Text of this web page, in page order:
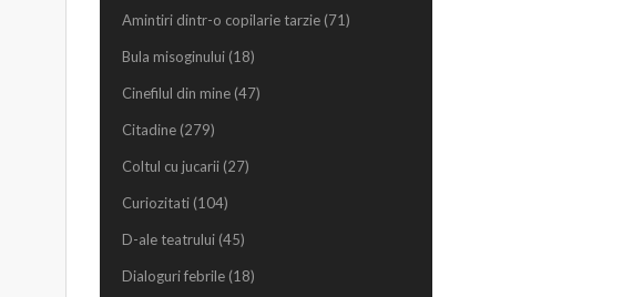
Amintiri dintr-o copilarie tarzie (71)
Bula misoginului (18)
Cinefilul din mine (47)
Citadine (279)
Coltul cu jucarii (27)
Curiozitati (104)
D-ale teatrului (45)
Dialoguri febrile (18)